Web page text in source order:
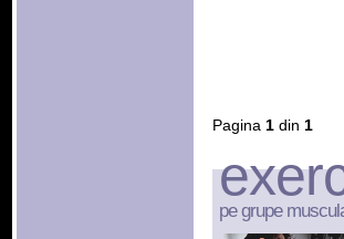
Pagina 1din 1
pe grupe